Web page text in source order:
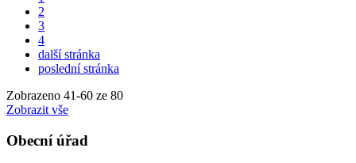
2
3
4
další stránka
poslední stránka
Zobrazeno 41-60 ze 80
Zobrazit vše
Obecní úřad